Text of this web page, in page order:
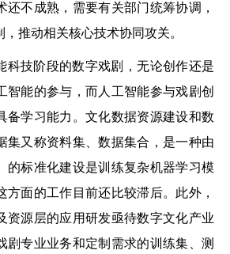
还不成熟，需要有关部门统筹协调，
推动相关核心技术协同攻关。
科技阶段的数字戏剧，无论创作还是
智能的参与，而人工智能参与戏剧创
备学习能力。文化数据资源建设和数
集又称资料集、数据集合，是一种由
的标准化建设是训练复杂机器学习模
方面的工作目前还比较滞后。此外，
资源层的应用研发亟待数字文化产业
剧专业业务和定制需求的训练集、测